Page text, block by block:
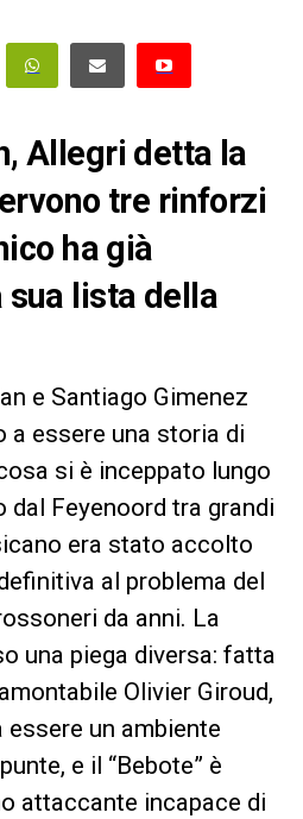
Allegri detta la
tre rinforzi
ha già
sua lista della
e Santiago Gimenez
a essere una storia di
si è inceppato lungo
dal Feyenoord tra grandi
era stato accolto
al problema del
da anni. La
una piega diversa: fatta
Olivier Giroud,
essere un ambiente
e il “Bebote” è
attaccante incapace di